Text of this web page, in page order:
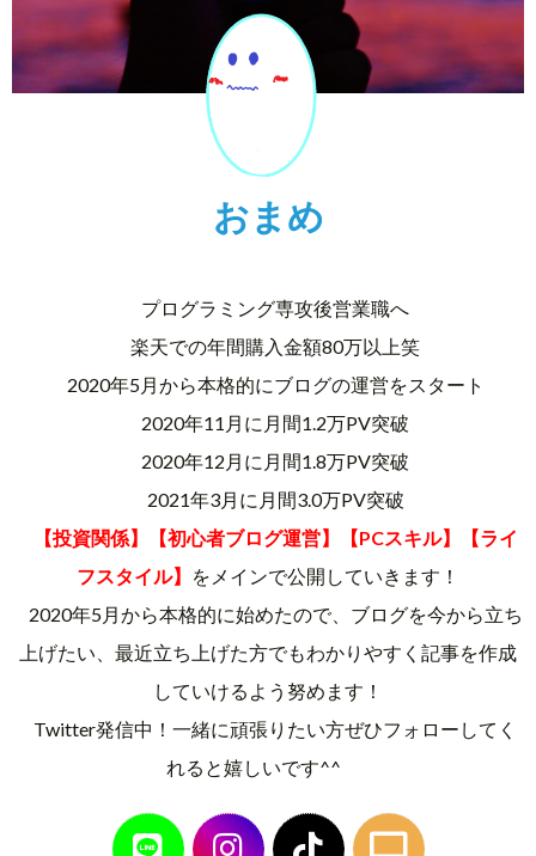
おまめ
プログラミング専攻後営業職へ
楽天での年間購入金額80万以上笑
2020年5月から本格的にブログの運営をスタート
2020年11月に月間1.2万PV突破
2020年12月に月間1.8万PV突破
2021年3月に月間3.0万PV突破
【投資関係】【初心者ブログ運営】【PCスキル】【ライ
フスタイル】
をメインで公開していきます！
2020年5月から本格的に始めたので、ブログを今から立ち
上げたい、最近立ち上げた方でもわかりやすく記事を作成
していけるよう努めます！
Twitter発信中！一緒に頑張りたい方ぜひフォローしてく
れると嬉しいです^^